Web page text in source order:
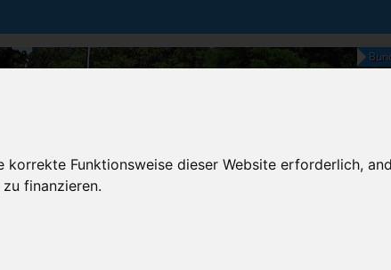
Funktionsweise dieser Website erforderlich,
finanzieren.